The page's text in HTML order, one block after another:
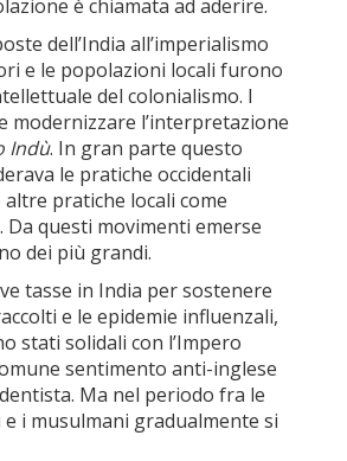
è chiamata ad aderire.
dell’India all’imperialismo
e le popolazioni locali furono
del colonialismo. I
l’interpretazione
Indù. In gran parte questo
le pratiche occidentali
pratiche locali come
questi movimenti emerse
dei più grandi.
tasse in India per sostenere
e le epidemie influenzali,
stati solidali con l’Impero
sentimento anti-inglese
Ma nel periodo fra le
i musulmani gradualmente si